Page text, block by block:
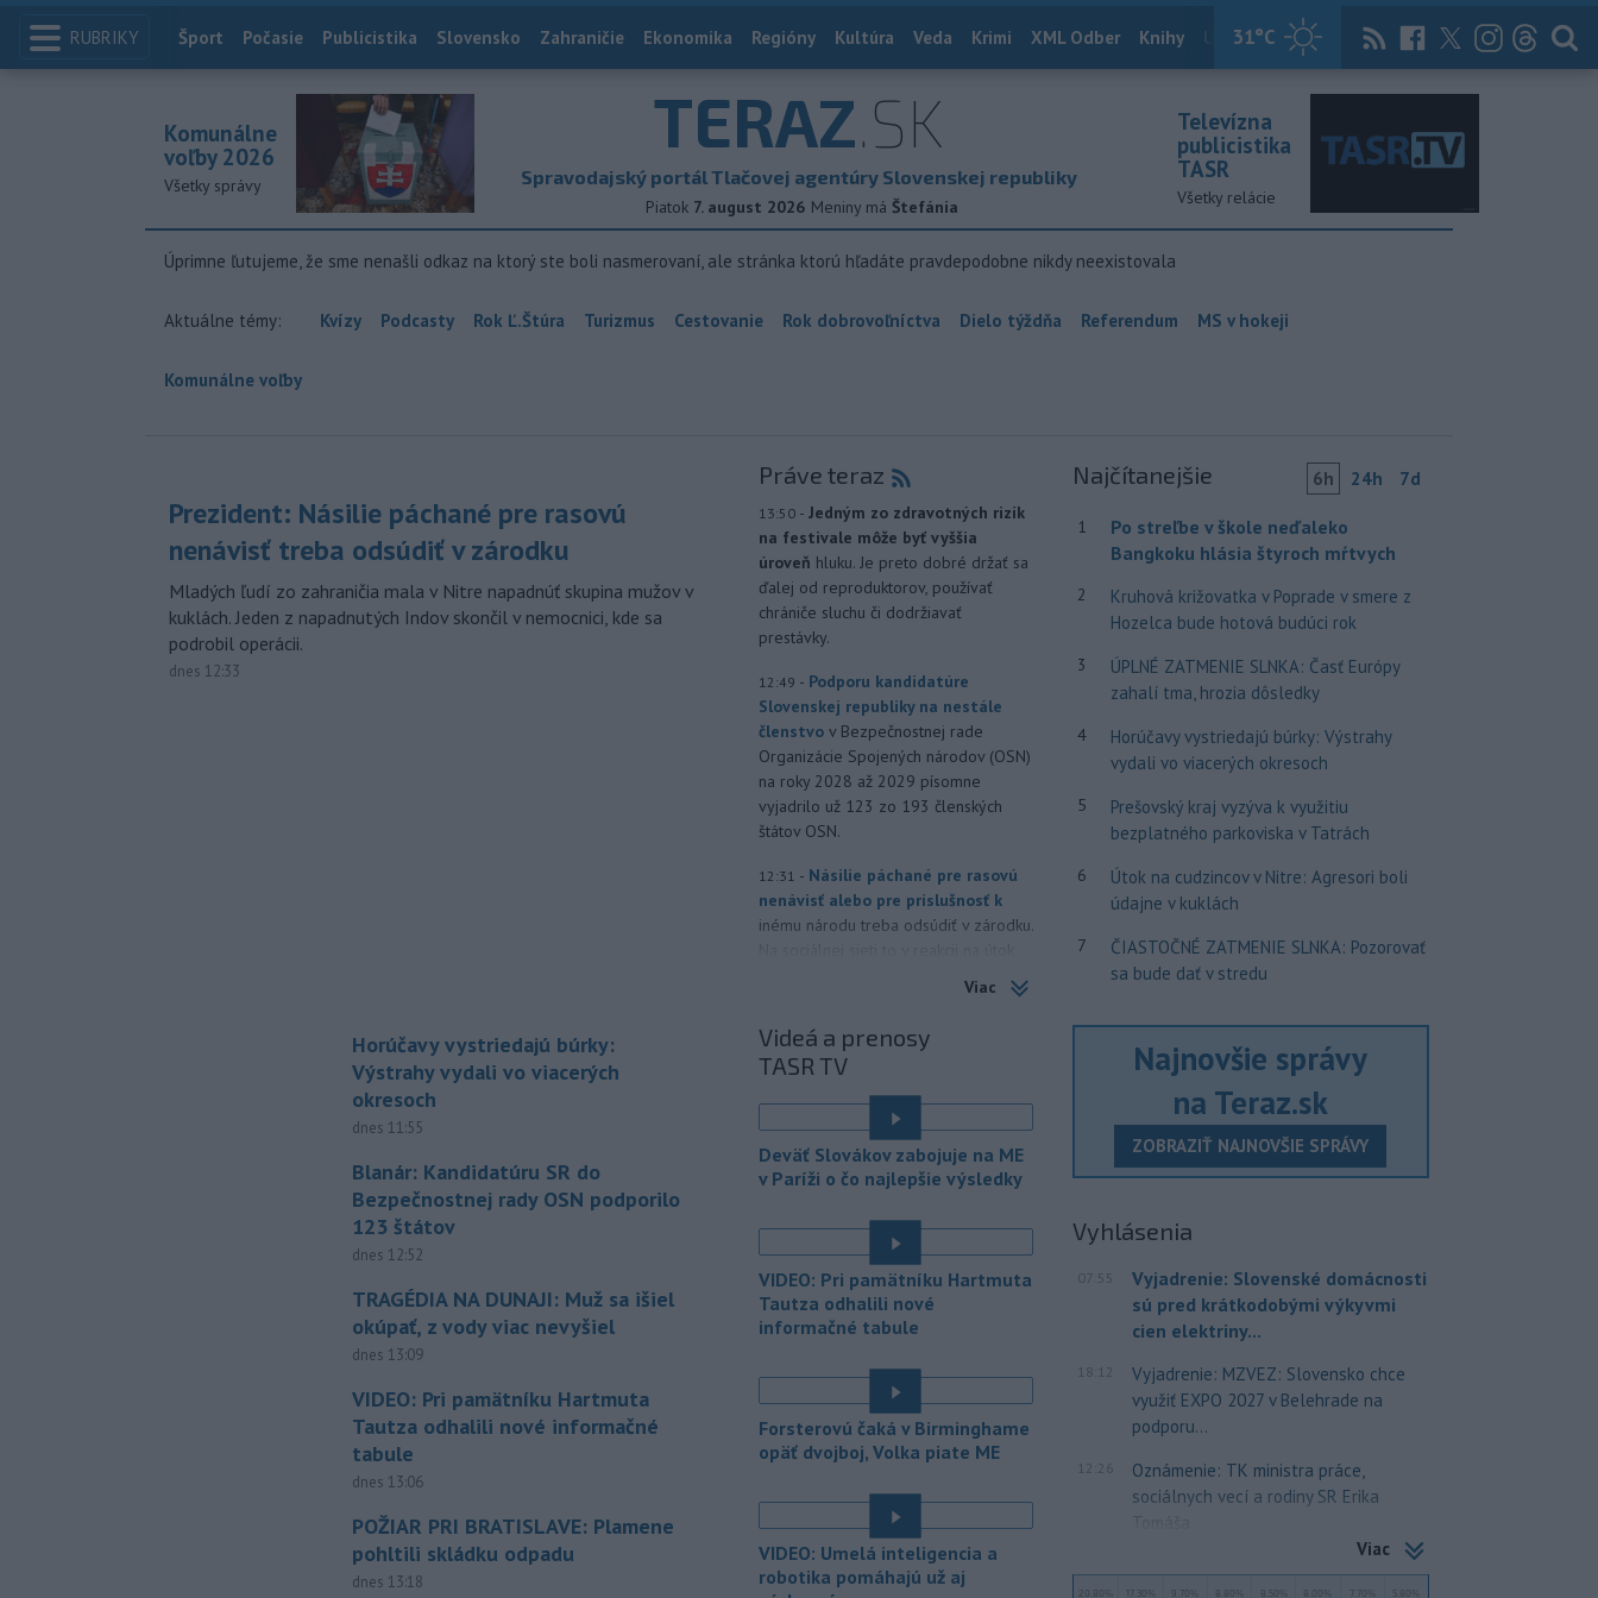
RUBRIKY 31°C
Index
Šport Počasie Publicistika Slovensko Zahraničie Ekonomika Regióny Kultúra Veda Krimi XML Odber Knihy Útulkovo Magazín News Now Archív
TERAZ.SK
Spravodajský portál Tlačovej agentúry Slovenskej republiky
Piatok 7. august 2026 Meniny má Štefánia
Komunálne
voľby 2026
Všetky správy
Televízna
publicistika
TASR
Všetky relácie
Úprimne ľutujeme, že sme nenašli odkaz na ktorý ste boli nasmerovaní, ale stránka ktorú hľadáte pravdepodobne nikdy neexistovala
Aktuálne témy: Kvízy Podcasty Rok Ľ.Štúra Turizmus Cestovanie Rok dobrovoľníctva Dielo týždňa Referendum MS v hokeji
Komunálne voľby
Prezident: Násilie páchané pre rasovú
nenávisť treba odsúdiť v zárodku
Mladých ľudí zo zahraničia mala v Nitre napadnúť skupina mužov v
kuklách. Jeden z napadnutých Indov skončil v nemocnici, kde sa
podrobil operácii.
dnes 12:33
Horúčavy vystriedajú búrky:
Výstrahy vydali vo viacerých
okresoch
dnes 11:55
Blanár: Kandidatúru SR do
Bezpečnostnej rady OSN podporilo
123 štátov
dnes 12:52
TRAGÉDIA NA DUNAJI: Muž sa išiel
okúpať, z vody viac nevyšiel
dnes 13:09
VIDEO: Pri pamätníku Hartmuta
Tautza odhalili nové informačné
tabule
dnes 13:06
POŽIAR PRI BRATISLAVE: Plamene
pohltili skládku odpadu
dnes 13:18
Práve teraz
13:50 - Jedným zo zdravotných rizík
na festivale môže byť vyššia
úroveň hluku. Je preto dobré držať sa
ďalej od reproduktorov, používať
chrániče sluchu či dodržiavať
prestávky.
12:49 - Podporu kandidatúre
Slovenskej republiky na nestále
členstvo v Bezpečnostnej rade
Organizácie Spojených národov (OSN)
na roky 2028 až 2029 písomne
vyjadrilo už 123 zo 193 členských
štátov OSN.
12:31 - Násilie páchané pre rasovú
nenávisť alebo pre príslušnosť k
inému národu treba odsúdiť v zárodku.
12:26 - Maďarské Národné
zhromaždenie môže v utorok 11.
rozhodnúť o novom
generálnom prokurátorovi, ak
parlament schváli skrátenie jeho
šesťmesačnej výpovednej lehoty.
vyvolali v hornatých oblastiach
západnéhoRakúska povodne a
zosuvy pôdy.
11:51 - Slovenský
varuje v piatok
pred búrkami vo
viacerých okresoch stredného a
východného Slovenska. Vydal preto
výstrahu prvého stupňa.
11:18 - Ministerstvo vnútra (MV) SR
požiada Národný bezpečnostnýúrad
(NBÚ) o nezávislé odborné posúdenie
dodaných radarových zariadení, ktoré
Viac
Videá a prenosy
TASR TV
Deväť Slovákov zabojuje na ME
v Paríži o čo najlepšie výsledky
VIDEO: Pri pamätníku Hartmuta
Tautza odhalili nové
informačné tabule
Forsterovú čaká v Birminghame
opäť dvojboj, Volka piate ME
VIDEO: Umelá inteligencia a
robotika pomáhajú už aj
Najčítanejšie 6h 24h 7d
1
Po streľbe v škole neďaleko
Bangkoku hlásia štyroch mŕtvych
2
Kruhová križovatka v Poprade v smere z
Hozelca bude hotová budúci rok
3
ÚPLNÉ ZATMENIE SLNKA: Časť Európy
zahalí tma, hrozia dôsledky
4
Horúčavy vystriedajú búrky: Výstrahy
vydali vo viacerých okresoch
5
Prešovský kraj vyzýva k využitiu
bezplatného parkoviska v Tatrách
6
Útok na cudzincov v Nitre: Agresori boli
údajne v kuklách
7
ČIASTOČNÉ ZATMENIE SLNKA: Pozorovať
sa bude dať v stredu
Najnovšie správy
na Teraz.sk
ZOBRAZIŤ NAJNOVŠIE SPRÁVY
Vyhlásenia
07:55
Vyjadrenie: Slovenské domácnosti
sú pred krátkodobými výkyvmi
cien elektriny...
18:12
Vyjadrenie: MZVEZ: Slovensko chce
využiť EXPO 2027 v Belehrade na
podporu...
12:26
Oznámenie: TK ministra práce,
sociálnych vecí a rodiny SR Erika
Tomáša
Viac